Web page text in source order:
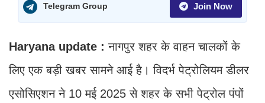
Telegram Group Join Now
Haryana update : नागपुर शहर के वाहन चालकों के
लिए एक बड़ी खबर सामने आई है। विदर्भ पेट्रोलियम डीलर
एसोसिएशन ने 10 मई 2025 से शहर के सभी पेट्रोल पंपों